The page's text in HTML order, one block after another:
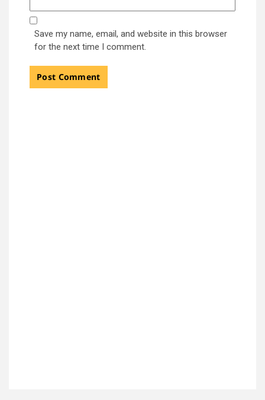
Save my name, email, and website in this browser
for the next time I comment.